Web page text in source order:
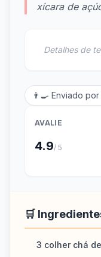
xícara de
Detalhes de
👨‍🍳 Enviado por
AVALIE
4.9/ 5
🛒
3 colher chá